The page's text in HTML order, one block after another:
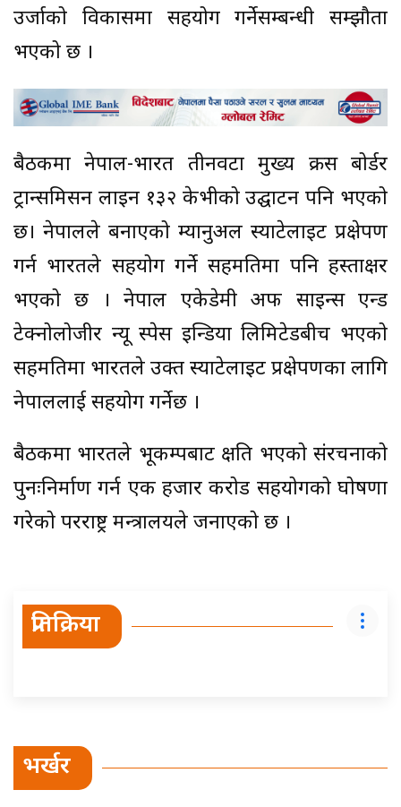
उर्जाको विकासमा सहयोग गर्नेसम्बन्धी सम्झौता
भएको छ ।
बैठकमा नेपाल-भारत तीनवटा मुख्य क्रस बोर्डर
ट्रान्समिसन लाइन १३२ केभीको उद्घाटन पनि भएको
छ। नेपालले बनाएको म्यानुअल स्याटेलाइट प्रक्षेपण
गर्न भारतले सहयोग गर्ने सहमतिमा पनि हस्ताक्षर
भएको छ । नेपाल एकेडेमी अफ साइन्स एन्ड
टेक्नोलोजीर न्यू स्पेस इन्डिया लिमिटेडबीच भएको
सहमतिमा भारतले उक्त स्याटेलाइट प्रक्षेपणका लागि
नेपाललाई सहयोग गर्नेछ ।
बैठकमा भारतले भूकम्पबाट क्षति भएको संरचनाको
पुनःनिर्माण गर्न एक हजार करोड सहयोगको घोषणा
गरेको परराष्ट्र मन्त्रालयले जनाएको छ ।
प्रतिक्रिया
भर्खर